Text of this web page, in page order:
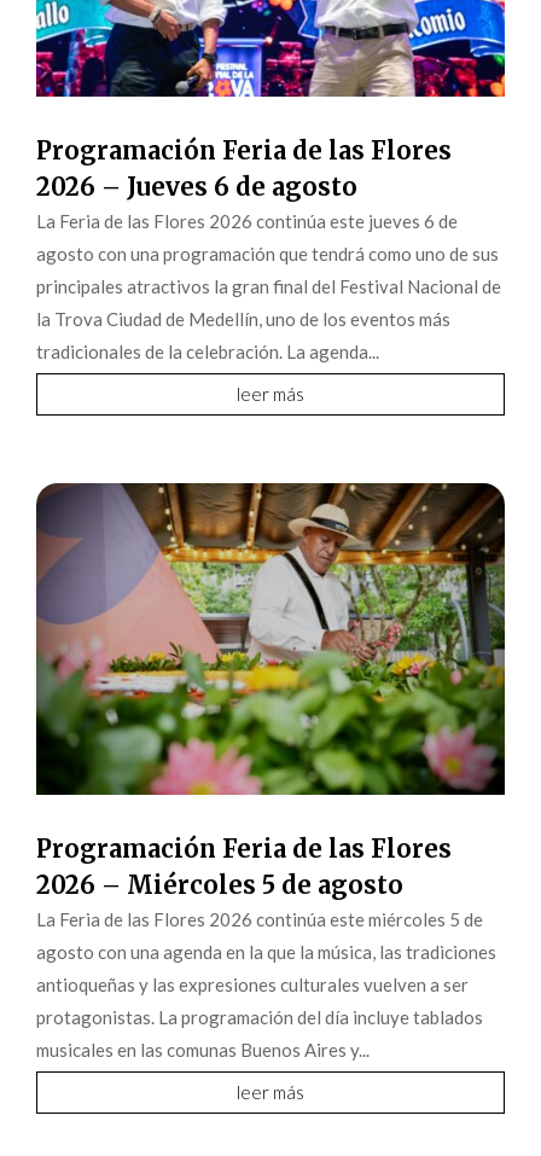
Programación Feria de las Flores
2026 – Jueves 6 de agosto
La Feria de las Flores 2026 continúa este jueves 6 de
agosto con una programación que tendrá como uno de sus
principales atractivos la gran final del Festival Nacional de
la Trova Ciudad de Medellín, uno de los eventos más
tradicionales de la celebración. La agenda...
leer más
Programación Feria de las Flores
2026 – Miércoles 5 de agosto
La Feria de las Flores 2026 continúa este miércoles 5 de
agosto con una agenda en la que la música, las tradiciones
antioqueñas y las expresiones culturales vuelven a ser
protagonistas. La programación del día incluye tablados
musicales en las comunas Buenos Aires y...
leer más